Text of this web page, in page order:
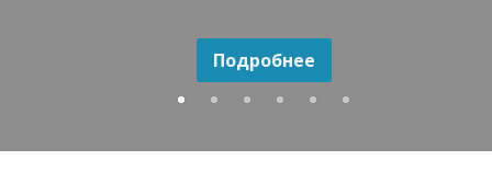
Подробнее